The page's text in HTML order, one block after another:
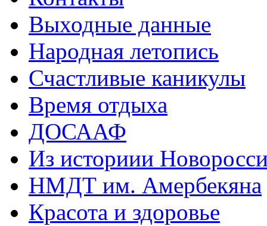
Выходные данные
Народная летопись
Счастливые каникулы
Время отдыха
ДОСААФ
Из историии
НМДТ им. Амербекяна
Красота и здоровье